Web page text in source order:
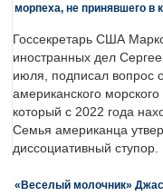
морпеха, не принявшего в
Госсекретарь США
иностранных дел
июля, подписал вопрос
американского
который с 2022 года
Семья американца
диссоциативный ступор.
«Веселый молочник»